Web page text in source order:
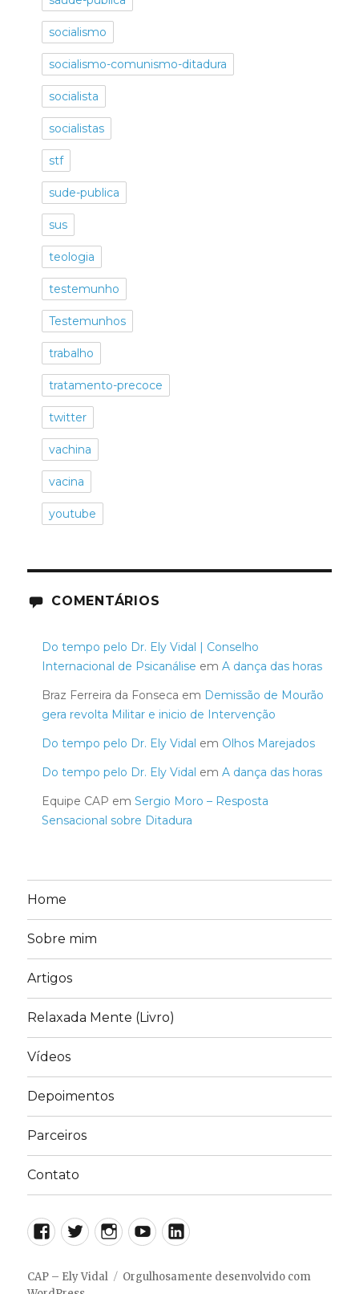
socialismo
socialismo-comunismo-ditadura
socialista
socialistas
stf
sude-publica
sus
teologia
testemunho
Testemunhos
trabalho
tratamento-precoce
twitter
vachina
vacina
youtube
COMENTÁRIOS
Do tempo pelo Dr. Ely Vidal | Conselho
Internacional de Psicanálise em A dança das horas
Braz Ferreira da Fonseca em Demissão de Mourão
gera revolta Militar e inicio de Intervenção
Do tempo pelo Dr. Ely Vidal em Olhos Marejados
Do tempo pelo Dr. Ely Vidal em A dança das horas
Equipe CAP em Sergio Moro – Resposta
Sensacional sobre Ditadura
Home
Sobre mim
Artigos
Relaxada Mente (Livro)
Vídeos
Depoimentos
Parceiros
Contato
Facebook
TwitterInstagram
YouTubeLinkedIn
CAP – Ely Vidal
Orgulhosamente desenvolvido com